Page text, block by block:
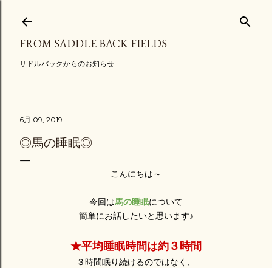
スキップしてメイン コンテンツに移動
FROM SADDLE BACK FIELDS
サドルバックからのお知らせ
6月 09, 2019
◎馬の睡眠◎
こんにちは～
今回は馬の睡眠について
簡単にお話したいと思います♪
★平均睡眠時間は約３時間
３時間眠り続けるのではなく、